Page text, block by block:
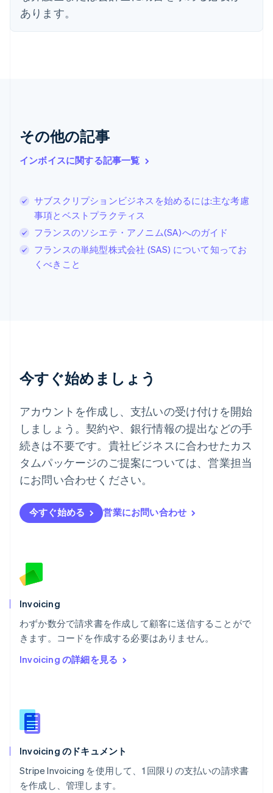
あります。
その他の記事
インボイスに関する記事一覧
サブスクリプションビジネスを始めるには:主な考慮
事項とベストプラクティス
フランスのソシエテ・アノニム(SA)へのガイド
フランスの単純型株式会社 (SAS) について知ってお
くべきこと
今すぐ始めましょう
アカウントを作成し、支払いの受け付けを開始
しましょう。契約や、銀行情報の提出などの手
続きは不要です。貴社ビジネスに合わせたカス
タムパッケージのご提案については、営業担当
にお問い合わせください。
今すぐ始める 営業にお問い合わせ
Invoicing
わずか数分で請求書を作成して顧客に送信することがで
きます。コードを作成する必要はありません。
Invoicing の詳細を見る
Invoicing のドキュメント
Stripe Invoicing を使用して、1 回限りの支払いの請求書
を作成し、管理します。
オランダ
Nederlands
ジブラルタル
English
シンガポール
English 简体中文
スウェーデン
SvenskaEnglish
スペイン
Español English
スロバキア
English
ドイツ
ニュージーランド
English
ノルウェー
English
ハンガリー
English
フィンランド
ブラジル
PortuguêsEnglish
フランス
English
ベルギー
ポーランド
English
ポルトガル
PortuguêsEnglish
English
Español
ラトビア
リトアニア
リヒテンシュタイン
Deutsch English